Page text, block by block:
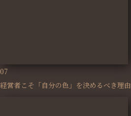
07
経営者こそ「自分の色」を決めるべき理由